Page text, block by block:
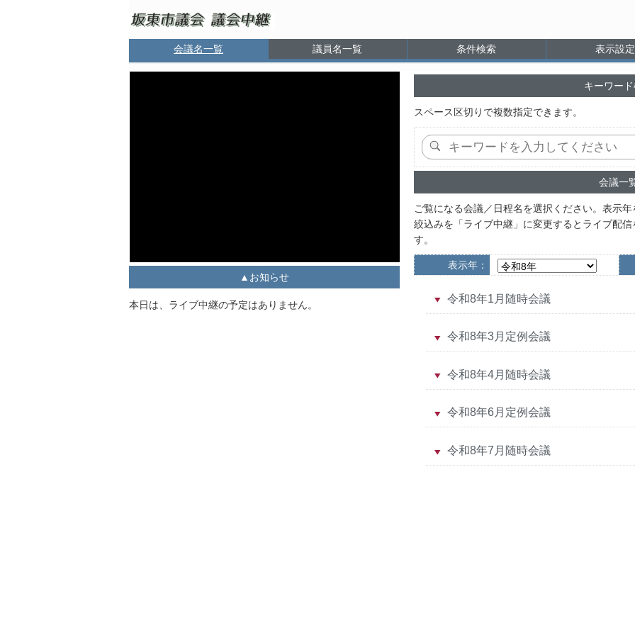
会議名一覧 議員名一覧 条件検索 表示設定
お知らせ
本日は、ライブ中継の予定はありません。
キーワー
スペース区切りで複数指定できます。
会議一
ご覧になる会議／日程名を選択ください。表示年
絞込みを「ライブ中継」に変更するとライブ配
す。
表示年：
令和8年1月随時会議
令和8年3月定例会議
令和8年4月随時会議
令和8年6月定例会議
令和8年7月随時会議